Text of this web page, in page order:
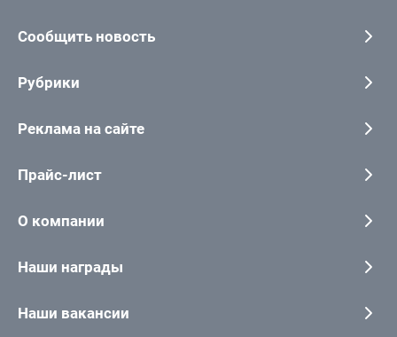
Сообщить новость
Рубрики
Реклама на сайте
Прайс-лист
О компании
Наши награды
Наши вакансии